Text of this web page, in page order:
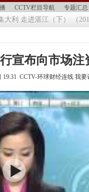
CCTV栏目导航 专题汇总
利 走进湛江（下） （
宣布向市场注
19:31 CCTV-环球财经连线 我要